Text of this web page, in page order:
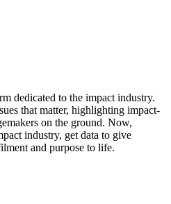
dedicated to the impact industry.
that matter, highlighting impact-
on the ground. Now,
industry, get data to give
and purpose to life.